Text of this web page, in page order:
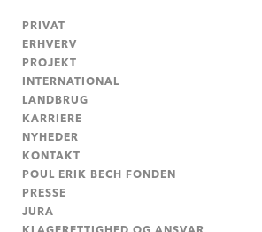
PRIVAT
ERHVERV
PROJEKT
INTERNATIONAL
LANDBRUG
KARRIERE
NYHEDER
KONTAKT
POUL ERIK BECH FONDEN
PRESSE
JURA